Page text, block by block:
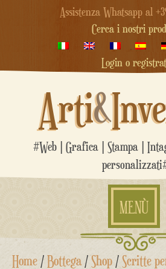
Assistenza Whatsapp al
Cerca i nostri
Login o
Arti&
#Web | Grafica | Stampa |
MENÙ
Salta
Home/Bottega/Shop/Scritte